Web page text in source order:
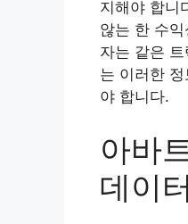
지해야 합니
않는 한 수
자는 같은
는 이러한
야 합니다.
아바
데이